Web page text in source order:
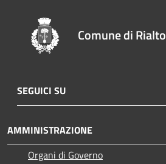
Comune di Rialto
SEGUICI SU
AMMINISTRAZIONE
Organi di Governo